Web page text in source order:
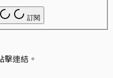
訂閱
連結。